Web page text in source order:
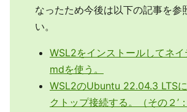
なったため今後は以下の記事を参
い。
WSL2をインストールしてネ
mdを使う。
WSL2のUbuntu 22.04.3 LTS
クトップ接続する。（その２’